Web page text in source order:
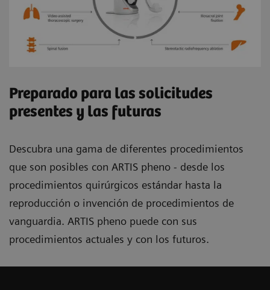
Preparado para las solicitudes
presentes y las futuras
Descubra una gama de diferentes procedimientos
que son posibles con ARTIS pheno - desde los
procedimientos quirúrgicos estándar hasta la
reproducción o invención de procedimientos de
vanguardia. ARTIS pheno puede con sus
procedimientos actuales y con los futuros.